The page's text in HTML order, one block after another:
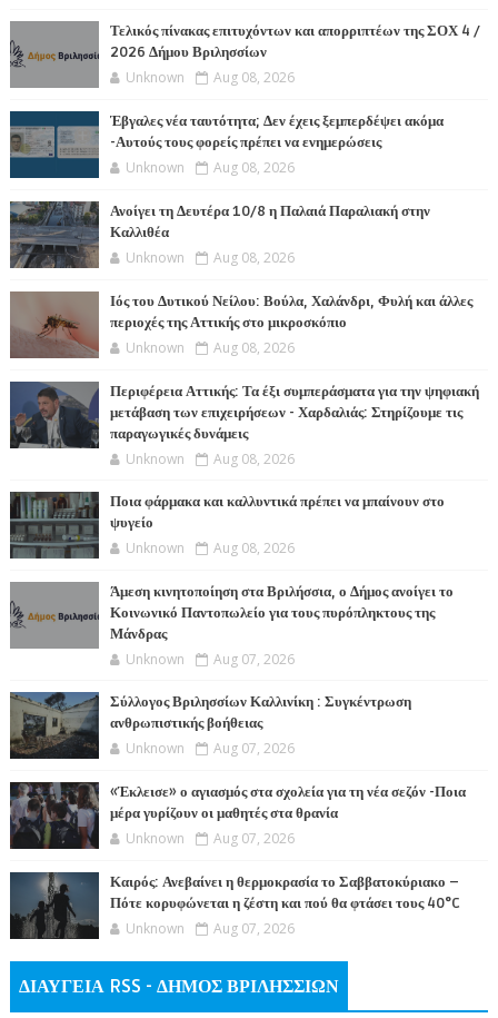
Τελικός πίνακας επιτυχόντων και απορριπτέων της ΣΟΧ 4 /
2026 Δήμου Βριλησσίων
Unknown Aug 08, 2026
Έβγαλες νέα ταυτότητα; Δεν έχεις ξεμπερδέψει ακόμα
-Αυτούς τους φορείς πρέπει να ενημερώσεις
Unknown Aug 08, 2026
Ανοίγει τη Δευτέρα 10/8 η Παλαιά Παραλιακή στην
Καλλιθέα
Unknown Aug 08, 2026
Ιός του Δυτικού Νείλου: Βούλα, Χαλάνδρι, Φυλή και άλλες
περιοχές της Αττικής στο μικροσκόπιο
Unknown Aug 08, 2026
Περιφέρεια Αττικής: Τα έξι συμπεράσματα για την ψηφιακή
μετάβαση των επιχειρήσεων - Χαρδαλιάς: Στηρίζουμε τις
παραγωγικές δυνάμεις
Unknown Aug 08, 2026
Ποια φάρμακα και καλλυντικά πρέπει να μπαίνουν στο
ψυγείο
Unknown Aug 08, 2026
Άμεση κινητοποίηση στα Βριλήσσια, ο Δήμος ανοίγει το
Κοινωνικό Παντοπωλείο για τους πυρόπληκτους της
Μάνδρας
Unknown Aug 07, 2026
Σύλλογος Βριλησσίων Καλλινίκη : Συγκέντρωση
ανθρωπιστικής βοήθειας
Unknown Aug 07, 2026
«Έκλεισε» ο αγιασμός στα σχολεία για τη νέα σεζόν -Ποια
μέρα γυρίζουν οι μαθητές στα θρανία
Unknown Aug 07, 2026
Καιρός: Ανεβαίνει η θερμοκρασία το Σαββατοκύριακο –
Πότε κορυφώνεται η ζέστη και πού θα φτάσει τους 40°C
Unknown Aug 07, 2026
ΔΙΑΥΓΕΙΑ RSS - ΔΗΜΟΣ ΒΡΙΛΗΣΣΙΩΝ